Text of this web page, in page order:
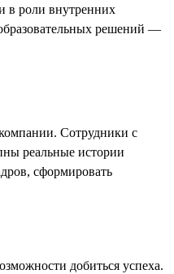
в роли внутренних
решений —
Сотрудники с
реальные истории
сформировать
добиться успеха.